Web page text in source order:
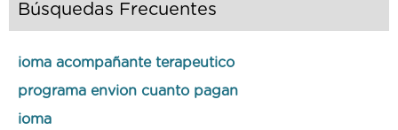
Búsquedas Frecuentes
ioma acompañante terapeutico
programa envion cuanto pagan
ioma